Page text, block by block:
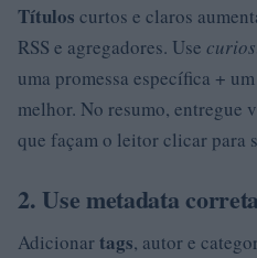
Títulos curtos e claros
RSS e agregadores. Use
uma promessa específica +
melhor. No resumo, entregue
que façam o leitor clicar para
2. Use metadata
Adicionartags, autor e